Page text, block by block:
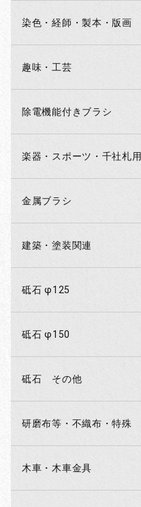
染色・経師・製本・版画
趣味・工芸
除電機能付きブラシ
楽器・スポーツ・千社札用
金属ブラシ
建築・塗装関連
砥石 φ125
砥石 φ150
砥石 その他
研磨布等・不織布・特殊
木車・木車金具